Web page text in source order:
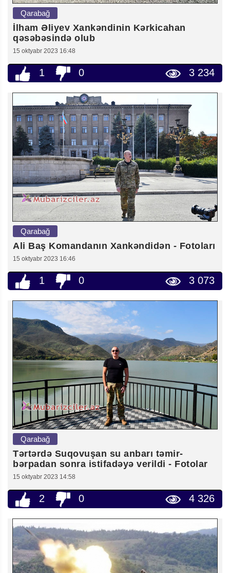
Qarabağ
İlham Əliyev Xankəndinin Kərkicahan
qəsəbəsində olub
15 oktyabr 2023 16:48
1 0 3 234
Qarabağ
Ali Baş Komandanın Xankəndidən - Fotoları
15 oktyabr 2023 16:46
1 0 3 073
Qarabağ
Tərtərdə Suqovuşan su anbarı təmir-
bərpadan sonra istifadəyə verildi - Fotolar
15 oktyabr 2023 14:58
2 0 4 326